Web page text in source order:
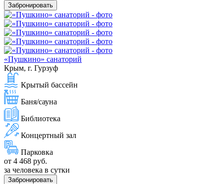
Забронировать
«Пушкино» санаторий
Крым, г. Гурзуф
Крытый бассейн
Баня/сауна
Библиотека
Концертный зал
Парковка
от 4 468 руб.
за человека в сутки
Забронировать